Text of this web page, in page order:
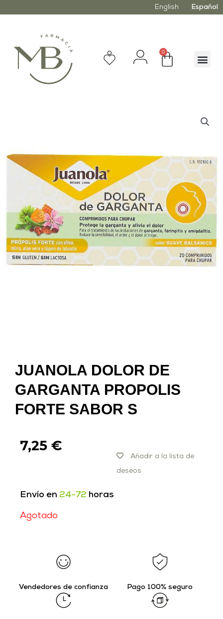
English Español
0
JUANOLA DOLOR DE
GARGANTA PROPOLIS
FORTE SABOR S
7,25 €
Añadir a la lista de
deseos
Envío en 24-72 horas
Agotado
Vendedores de confianza Pago 100% seguro